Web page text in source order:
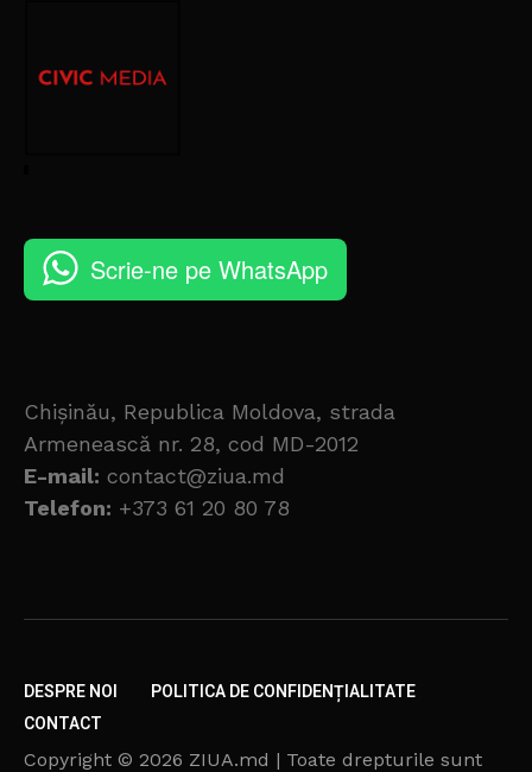
Scrie-ne pe WhatsApp
Chișinău, Republica Moldova, strada
Armenească nr. 28, cod MD-2012
E-mail: contact@ziua.md
Telefon: +373 61 20 80 78
DESPRE NOI
POLITICA DE CONFIDENȚIALITATE
CONTACT
Copyright © 2026 ZIUA.md | Toate drepturile sunt